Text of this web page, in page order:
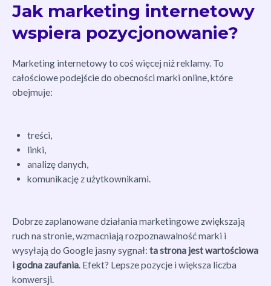
Jak marketing internetowy
wspiera pozycjonowanie?
Marketing internetowy to coś więcej niż reklamy. To
całościowe podejście do obecności marki online, które
obejmuje:
treści,
linki,
analizę danych,
komunikację z użytkownikami.
Dobrze zaplanowane działania marketingowe zwiększają
ruch na stronie, wzmacniają rozpoznawalność marki i
wysyłają do Google jasny sygnał: ta strona jest wartościowa
i godna zaufania. Efekt? Lepsze pozycje i większa liczba
konwersji.